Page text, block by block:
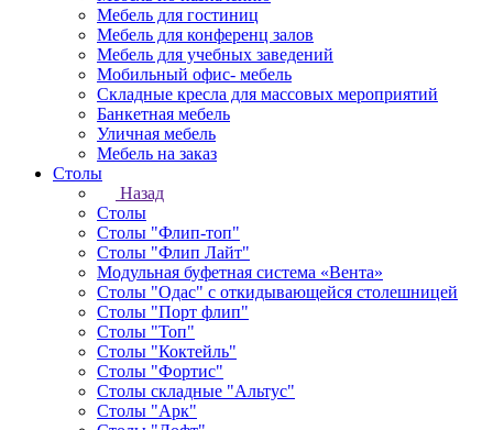
Мебель для гостиниц
Мебель для конференц залов
Мебель для учебных заведений
Мобильный офис- мебель
Складные кресла для массовых мероприятий
Банкетная мебель
Уличная мебель
Мебель на заказ
Столы
Назад
Столы
Столы "Флип-топ"
Столы "Флип Лайт"
Модульная буфетная система «Вента»
Столы "Одас" с откидывающейся столешницей
Столы "Порт флип"
Столы "Топ"
Столы "Коктейль"
Столы "Фортис"
Столы складные "Альтус"
Столы "Арк"